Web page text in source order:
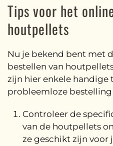
Tips voor het
houtpellets
Nu je bekend bent met
bestellen van
zijn hier enkele handige
probleemloze bestelling
Controleer de
van de houtpellets
ze geschikt zijn voor